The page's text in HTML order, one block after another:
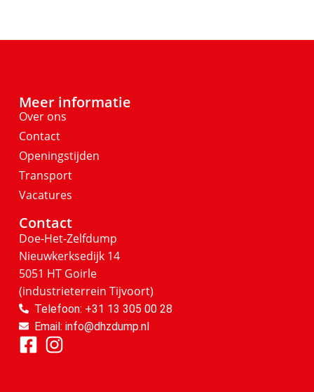
Meer informatie
Over ons
Contact
Openingstijden
Transport
Vacatures
Contact
Doe-Het-Zelfdump
Nieuwkerksedijk 14
5051 HT Goirle
(industrieterrein Tijvoort)
Telefoon: +31 13 305 00 28
Email: info@dhzdump.nl